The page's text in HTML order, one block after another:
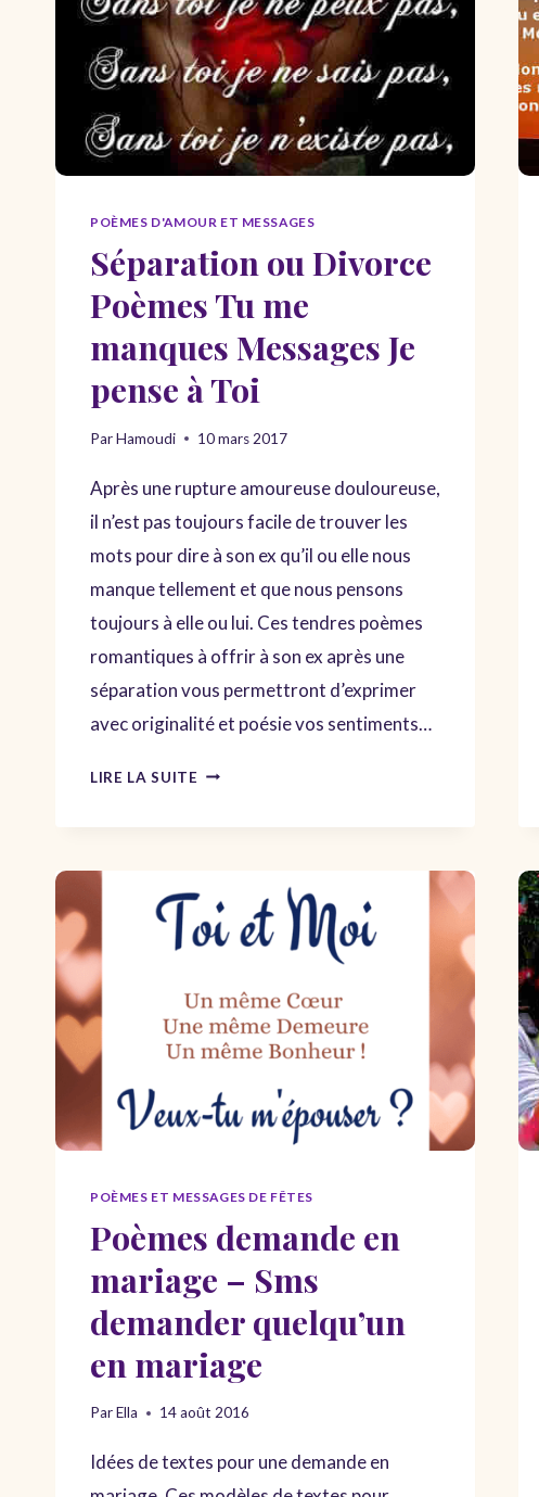
POUR
FILLE
OU
GARÇON
POÈMES D'AMOUR ET MESSAGES
Séparation ou Divorce
Poèmes Tu me
manques Messages Je
pense à Toi
ParHamoudi 10 mars 2017
Après une rupture amoureuse douloureuse,
il n’est pas toujours facile de trouver les
mots pour dire à son ex qu’il ou elle nous
manque tellement et que nous pensons
toujours à elle ou lui. Ces tendres poèmes
romantiques à offrir à son ex après une
séparation vous permettront d’exprimer
avec originalité et poésie vos sentiments…
LIRE LA SUITE SÉPARATION
ME
MANQUES
PENSE
POÈMES ET MESSAGES DE FÊTES
Poèmes demande en
mariage – Sms
demander quelqu’un
en mariage
ParElla 14 août 2016
Idées de textes pour une demande en